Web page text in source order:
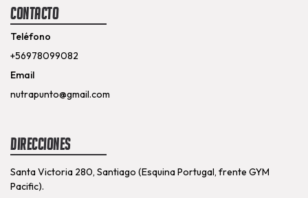
Contacto
Teléfono
+56978099082
Email
nutrapunto@gmail.com
Direcciones
Santa Victoria 280, Santiago (Esquina Portugal, frente GYM
Pacific).